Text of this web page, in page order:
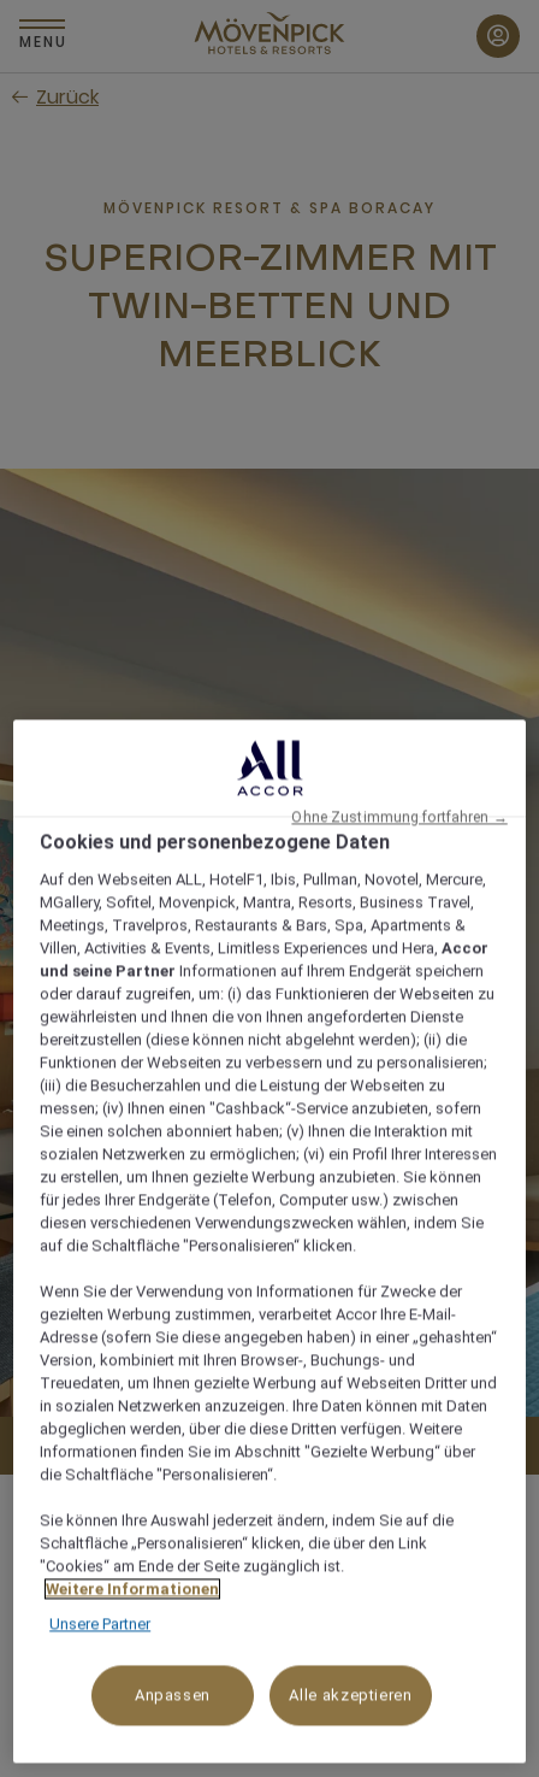
Zum
Hauptinhalt
MENU
Zurück
MÖVENPICK RESORT & SPA BORACAY
SUPERIOR-ZIMMER MIT
TWIN-BETTEN UND
MEERBLICK
Verfügbarkeit anzeigen
m²
Cookies und personenbezogene Daten
Auf den Webseiten ALL, HotelF1, Ibis, Pullman, Novotel, Mercure,
MGallery, Sofitel, Movenpick, Mantra, Resorts, Business Travel,
Meetings, Travelpros, Restaurants & Bars, Spa, Apartments &
Villen, Activities & Events, Limitless Experiences und Hera,Accor
und seine Partner Informationen auf Ihrem Endgerät speichern
oder darauf zugreifen, um: (i) das Funktionieren der Webseiten zu
gewährleisten und Ihnen die von Ihnen angeforderten Dienste
bereitzustellen (diese können nicht abgelehnt werden); (ii) die
Funktionen der Webseiten zu verbessern und zu personalisieren;
(iii) die Besucherzahlen und die Leistung der Webseiten zu
messen; (iv) Ihnen einen "Cashback“-Service anzubieten, sofern
Sie einen solchen abonniert haben; (v) Ihnen die Interaktion mit
sozialen Netzwerken zu ermöglichen; (vi) ein Profil Ihrer Interessen
zu erstellen, um Ihnen gezielte Werbung anzubieten. Sie können
für jedes Ihrer Endgeräte (Telefon, Computer usw.) zwischen
diesen verschiedenen Verwendungszwecken wählen, indem Sie
auf die Schaltfläche "Personalisieren“ klicken.
Wenn Sie der Verwendung von Informationen für Zwecke der
gezielten Werbung zustimmen, verarbeitet Accor Ihre E-Mail-
Adresse (sofern Sie diese angegeben haben) in einer „gehashten“
Version, kombiniert mit Ihren Browser-, Buchungs- und
Treuedaten, um Ihnen gezielte Werbung auf Webseiten Dritter und
in sozialen Netzwerken anzuzeigen. Ihre Daten können mit Daten
abgeglichen werden, über die diese Dritten verfügen. Weitere
Informationen finden Sie im Abschnitt "Gezielte Werbung“ über
die Schaltfläche "Personalisieren“.
Sie können Ihre Auswahl jederzeit ändern, indem Sie auf die
Schaltfläche „Personalisieren“ klicken, die über den Link
"Cookies“ am Ende der Seite zugänglich ist.
Weitere Informationen
Unsere Partner
Anpassen Alle akzeptieren
Ohne Zustimmung fortfahren →